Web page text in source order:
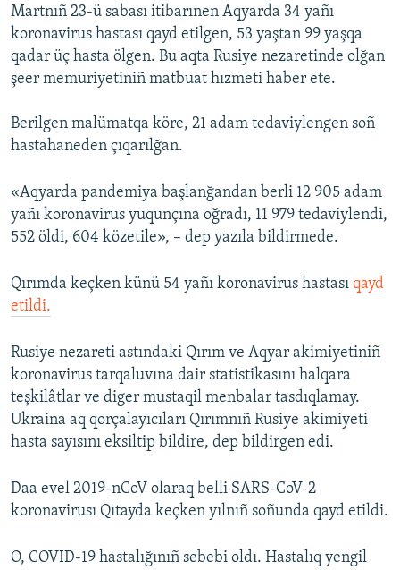
İNSAN AQLARI
VİDEO
SÜRET
FİKİR
Русский
Українською
RFE/RS bütün saytları
Martnıñ 23-ü sabası itibarınen Aqyarda 34 yañı
koronavirus hastası qayd etilgen, 53 yaştan 99 yaşqa
qadar üç hasta ölgen. Bu aqta Rusiye nezaretinde olğan
şeer memuriyetiniñ matbuat hızmeti haber ete.
Berilgen malümatqa köre, 21 adam tedaviylengen soñ
hastahaneden çıqarılğan.
«Aqyarda pandemiya başlanğandan berli 12 905 adam
yañı koronavirus yuqunçına oğradı, 11 979 tedaviylendi,
552 öldi, 604 közetile», – dep yazıla bildirmede.
Qırımda keçken künü 54 yañı koronavirus hastası qayd
etildi.
Rusiye nezareti astındaki Qırım ve Aqyar akimiyetiniñ
koronavirus tarqaluvına dair statistikasını halqara
teşkilâtlar ve diger mustaqil menbalar tasdıqlamay.
Ukraina aq qorçalayıcıları Qırımnıñ Rusiye akimiyeti
hasta sayısını eksiltip bildire, dep bildirgen edi.
Daa evel 2019-nCoV olaraq belli SARS-CoV-2
koronavirusı Qıtayda keçken yılnıñ soñunda qayd etildi.
O, COVID-19 hastalığınıñ sebebi oldı. Hastalıq yengil